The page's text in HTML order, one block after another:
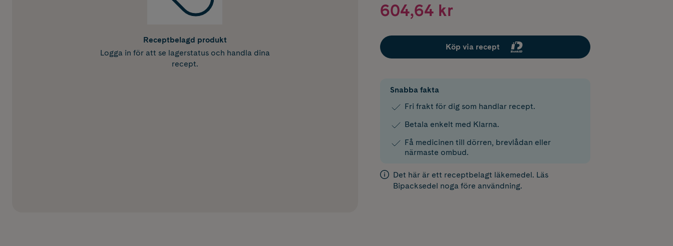
Receptbelagd produkt
Logga in för att se lagerstatus och handla dina
recept.
604,64 kr
Köp via recept
Snabba fakta
Fri frakt för dig som handlar recept.
Betala enkelt med Klarna.
Få medicinen till dörren, brevlådan eller
närmaste ombud.
Det här är ett receptbelagt läkemedel. Läs
Bipacksedel noga före användning.